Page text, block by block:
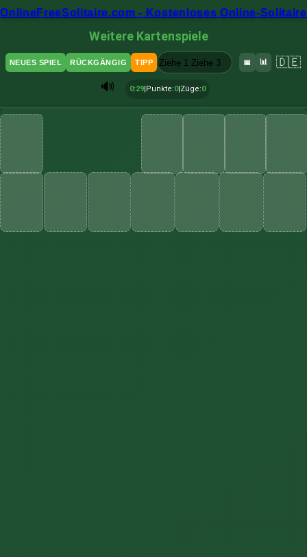
OnlineFreeSolitaire.com - Kostenloses Online-Solitaire
NEUES SPIEL RÜCKGÄNGIG TIPP Ziehe 1 Ziehe 3 📅 📊
Weitere Kartenspiele
🇩🇪
🔊
0:30|Punkte:0|Züge:0